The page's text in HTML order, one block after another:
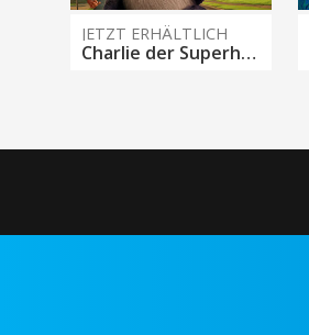
JETZT ERHÄLTLICH
Charlie der Superhund